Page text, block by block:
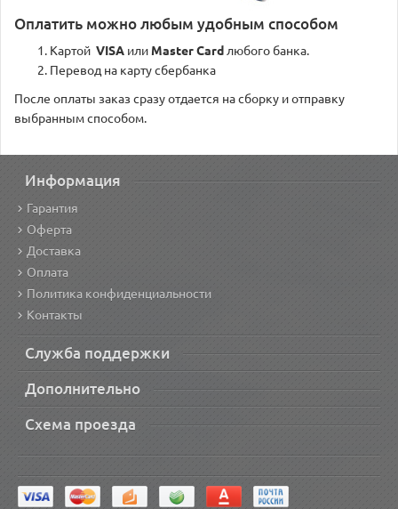
Оплатить можно любым удобным способом
Картой VISA или Master Card любого банка.
Перевод на карту сбербанка
После оплаты заказ сразу отдается на сборку и отправку
выбранным способом.
Информация
Гарантия
Оферта
Доставка
Оплата
Политика конфиденциальности
Контакты
Служба поддержки
Дополнительно
Схема проезда